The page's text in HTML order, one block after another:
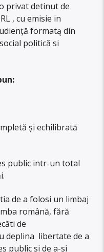
privat detinut de
, cu emisie in
formatą din
politică si
și echilibrată
public intr-un total
de a folosi un limbaj
română, fără
de
deplina libertate de a
public si de a-si